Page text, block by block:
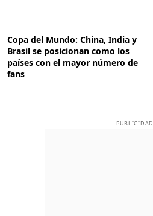
Copa del Mundo: China, India y
Brasil se posicionan como los
países con el mayor número de
fans
PUBLICIDAD